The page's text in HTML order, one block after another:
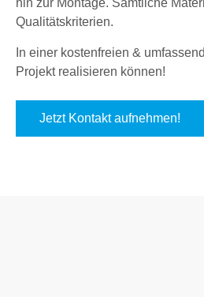
hin zur Montage. Sämtliche
Qualitätskriterien.
In einer kostenfreien &
Projekt realisieren können!
Jetzt Kontakt aufnehmen!